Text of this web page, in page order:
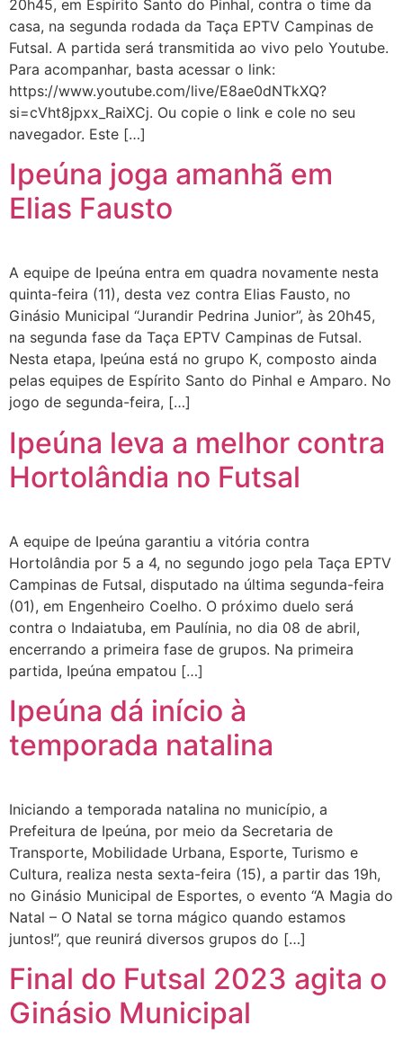
20h45, em Espírito Santo do Pinhal, contra o time da
casa, na segunda rodada da Taça EPTV Campinas de
Futsal. A partida será transmitida ao vivo pelo Youtube.
Para acompanhar, basta acessar o link:
https://www.youtube.com/live/E8ae0dNTkXQ?
si=cVht8jpxx_RaiXCj. Ou copie o link e cole no seu
navegador. Este […]
Ipeúna joga amanhã em
Elias Fausto
A equipe de Ipeúna entra em quadra novamente nesta
quinta-feira (11), desta vez contra Elias Fausto, no
Ginásio Municipal “Jurandir Pedrina Junior”, às 20h45,
na segunda fase da Taça EPTV Campinas de Futsal.
Nesta etapa, Ipeúna está no grupo K, composto ainda
pelas equipes de Espírito Santo do Pinhal e Amparo. No
jogo de segunda-feira, […]
Ipeúna leva a melhor contra
Hortolândia no Futsal
A equipe de Ipeúna garantiu a vitória contra
Hortolândia por 5 a 4, no segundo jogo pela Taça EPTV
Campinas de Futsal, disputado na última segunda-feira
(01), em Engenheiro Coelho. O próximo duelo será
contra o Indaiatuba, em Paulínia, no dia 08 de abril,
encerrando a primeira fase de grupos. Na primeira
partida, Ipeúna empatou […]
Ipeúna dá início à
temporada natalina
Iniciando a temporada natalina no município, a
Prefeitura de Ipeúna, por meio da Secretaria de
Transporte, Mobilidade Urbana, Esporte, Turismo e
Cultura, realiza nesta sexta-feira (15), a partir das 19h,
no Ginásio Municipal de Esportes, o evento “A Magia do
Natal – O Natal se torna mágico quando estamos
juntos!”, que reunirá diversos grupos do […]
Final do Futsal 2023 agita o
Ginásio Municipal